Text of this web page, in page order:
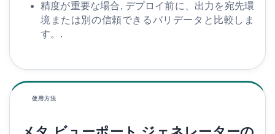
精度が重要な場合, デプロイ前に、出力を宛先環
境または別の信頼できるバリデータと比較しま
す。.
使用方法